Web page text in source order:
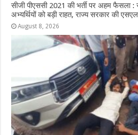
सीजी पीएससी 2021 की भर्ती पर अहम फैसला :
अभ्यर्थियों को बड़ी राहत, राज्य सरकार की
August 8, 2026